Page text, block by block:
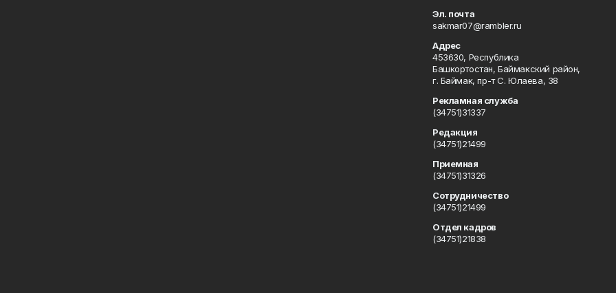
Эл. почта
sakmar07@rambler.ru
Адрес
453630, Республика
Башкортостан, Баймакский район,
г. Баймак, пр-т С. Юлаева, 38
Рекламная служба
(34751)31337
Редакция
(34751)21499
Приемная
(34751)31326
Сотрудничество
(34751)21499
Отдел кадров
(34751)21838